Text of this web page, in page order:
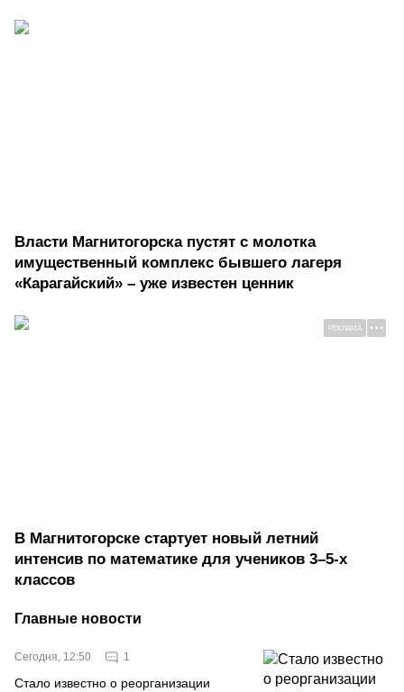
Власти Магнитогорска пустят с молотка
имущественный комплекс бывшего лагеря
«Карагайский» – уже известен ценник
РЕКЛАМА
В Магнитогорске стартует новый летний
интенсив по математике для учеников 3–5-х
классов
Главные новости
Сегодня, 12:50 1
Стало известно о реорганизации